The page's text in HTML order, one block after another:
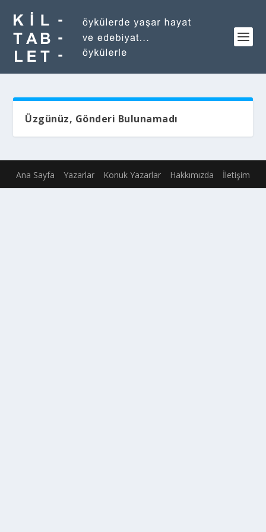
Üzgünüz, Gönderi Bulunamadı
Ana Sayfa Yazarlar Konuk Yazarlar Hakkımızda İletişim